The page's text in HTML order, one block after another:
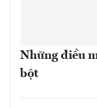
Những điều
bột